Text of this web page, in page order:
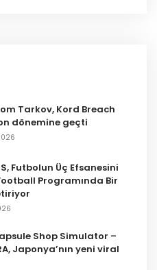
Tarkov, Kord Breach
dönemine geçti
Futbolun Üç Efsanesini
Programında Bir
Shop Simulator –
Japonya’nın yeni viral